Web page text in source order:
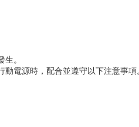
。
電源時，配合並遵守以下注意事項